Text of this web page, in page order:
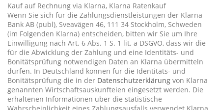
Kauf auf Rechnung via Klarna, Klarna Ratenkauf
Wenn Sie sich für die Zahlungsdienstleistungen der Klarna
Bank AB (publ), Sveavägen 46, 111 34 Stockholm, Schweden
(im Folgenden Klarna) entscheiden, bitten wir Sie um Ihre
Einwilligung nach Art. 6 Abs. 1 S. 1 lit. a DSGVO, dass wir die
für die Abwicklung der Zahlung und eine Identitäts- und
Bonitätsprüfung notwendigen Daten an Klarna übermitteln
dürfen. In Deutschland können für die Identitäts- und
Bonitätsprüfung die in der Datenschutzerklärung von Klarna
genannten Wirtschaftsauskunfteien eingesetzt werden. Die
erhaltenen Informationen über die statistische
Wahrscheinlichkeit eines Zahlungsausfalls verwendet Klarna